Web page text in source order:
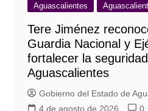
Aguascalientes
Tere Jiménez
Guardia Nacional y
fortalecer la
Aguascalientes
Gobierno del Estado de
4 de agosto de 2026
0